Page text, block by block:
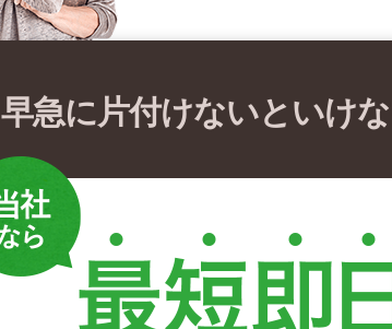
早急に片付けないといけ